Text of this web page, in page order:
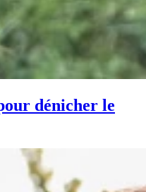
dénicher le